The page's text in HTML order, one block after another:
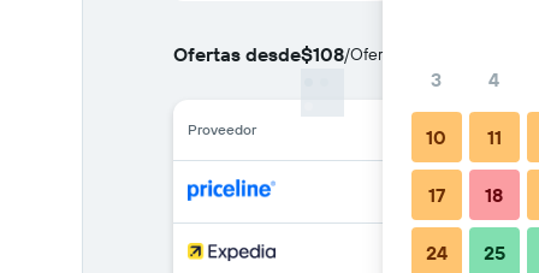
Ofertas desde$108/Oferta más barata de
Proveedor
3 4
10 11
17 18
24 25